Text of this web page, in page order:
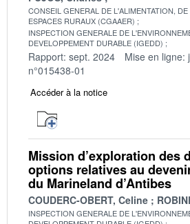
CONSEIL GENERAL DE L'ALIMENTATION,
ESPACES RURAUX (CGAAER)
INSPECTION GENERALE DE
DEVELOPPEMENT DURABLE (IGEDD)
Rapport: sept. 2024 Mise en ligne:
n°015438-01
Accéder à la notice
Mission d’exploration des
options relatives au
du Marineland d’Antibes
COUDERC-OBERT, Celine
INSPECTION GENERALE DE